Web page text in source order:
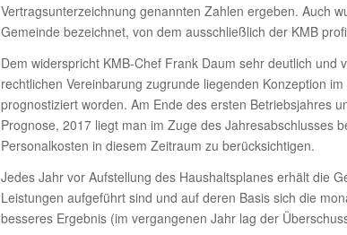
Vertragsunterzeichnung genannten Zahlen ergeben. Auch
Gemeinde bezeichnet, von dem ausschließlich der KMB
Dem widerspricht KMB-Chef Frank Daum sehr deutlich
rechtlichen Vereinbarung zugrunde liegenden Konzeption
prognostiziert worden. Am Ende des ersten Betriebsjahres
Prognose, 2017 liegt man im Zuge des Jahresabschlusses
Personalkosten in diesem Zeitraum zu berücksichtigen.
Jedes Jahr vor Aufstellung des Haushaltsplanes erhält die
Leistungen aufgeführt sind und auf deren Basis sich die
besseres Ergebnis (im vergangenen Jahr lag der